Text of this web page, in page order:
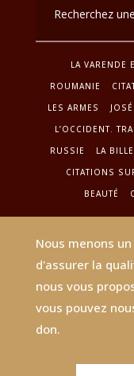
LA VARENDE
ROUMANIE
LES ARMES
L’OCCIDENT.
RUSSIE
LA
CITATIONS
BEAUTÉ
Nous menons
d'assurer la
nous vous
vous pouvez
don.